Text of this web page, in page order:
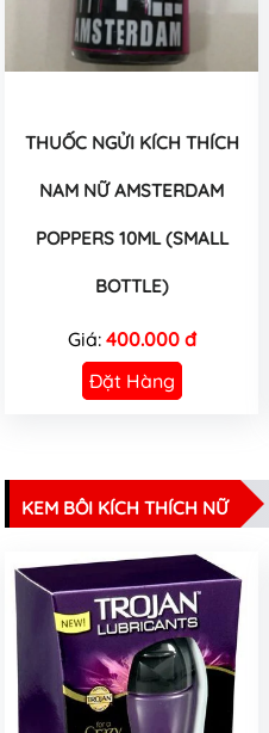
THUỐC NGỬI KÍCH THÍCH
NAM NỮ AMSTERDAM
POPPERS 10ML (SMALL
BOTTLE)
Giá: 400.000 đ
Đặt Hàng
KEM BÔI KÍCH THÍCH NỮ